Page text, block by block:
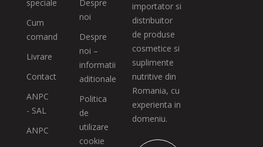
speciale
Cum
comand
Livrare
Contact
ANPC
- SAL
ANPC
Despre
noi
Despre
noi –
informatii
aditionale
Politica
de
utilizare
cookie
importator si
distribuitor
de produse
cosmetice si
suplimente
nutritive din
Romania, cu
experienta in
domeniu.